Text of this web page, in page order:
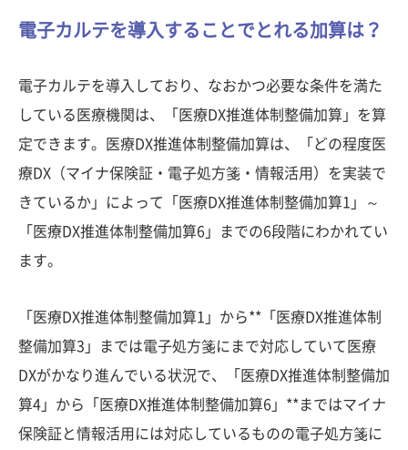
電子カルテを導入することでとれる加算は？
電子カルテを導入しており、なおかつ必要な条件を満た
している医療機関は、「医療DX推進体制整備加算」を算
定できます。医療DX推進体制整備加算は、「どの程度医
療DX（マイナ保険証・電子処方箋・情報活用）を実装で
きているか」によって「医療DX推進体制整備加算1」～
「医療DX推進体制整備加算6」までの6段階にわかれてい
ます。
「医療DX推進体制整備加算1」から**「医療DX推進体制
整備加算3」までは電子処方箋にまで対応していて医療
DXがかなり進んでいる状況で、「医療DX推進体制整備加
算4」から「医療DX推進体制整備加算6」**まではマイナ
保険証と情報活用には対応しているものの電子処方箋に